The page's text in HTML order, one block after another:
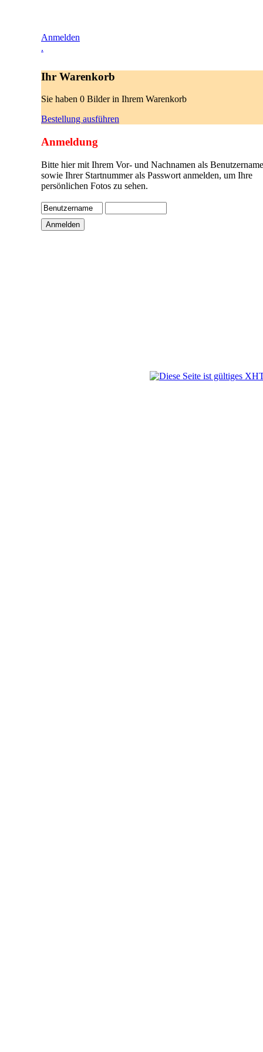
Anmelden
.
Ihr Warenkorb
Sie haben 0 Bilder in Ihrem Warenkorb
Bestellung ausführen
Anmeldung
Bitte hier mit Ihrem Vor- und Nachnamen als
sowie Ihrer Startnummer als Passwort anmelden, um Ihre
persönlichen Fotos zu sehen.